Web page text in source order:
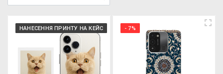
НАНЕСЕННЯ ПРИНТУ НА КЕЙС - 7%